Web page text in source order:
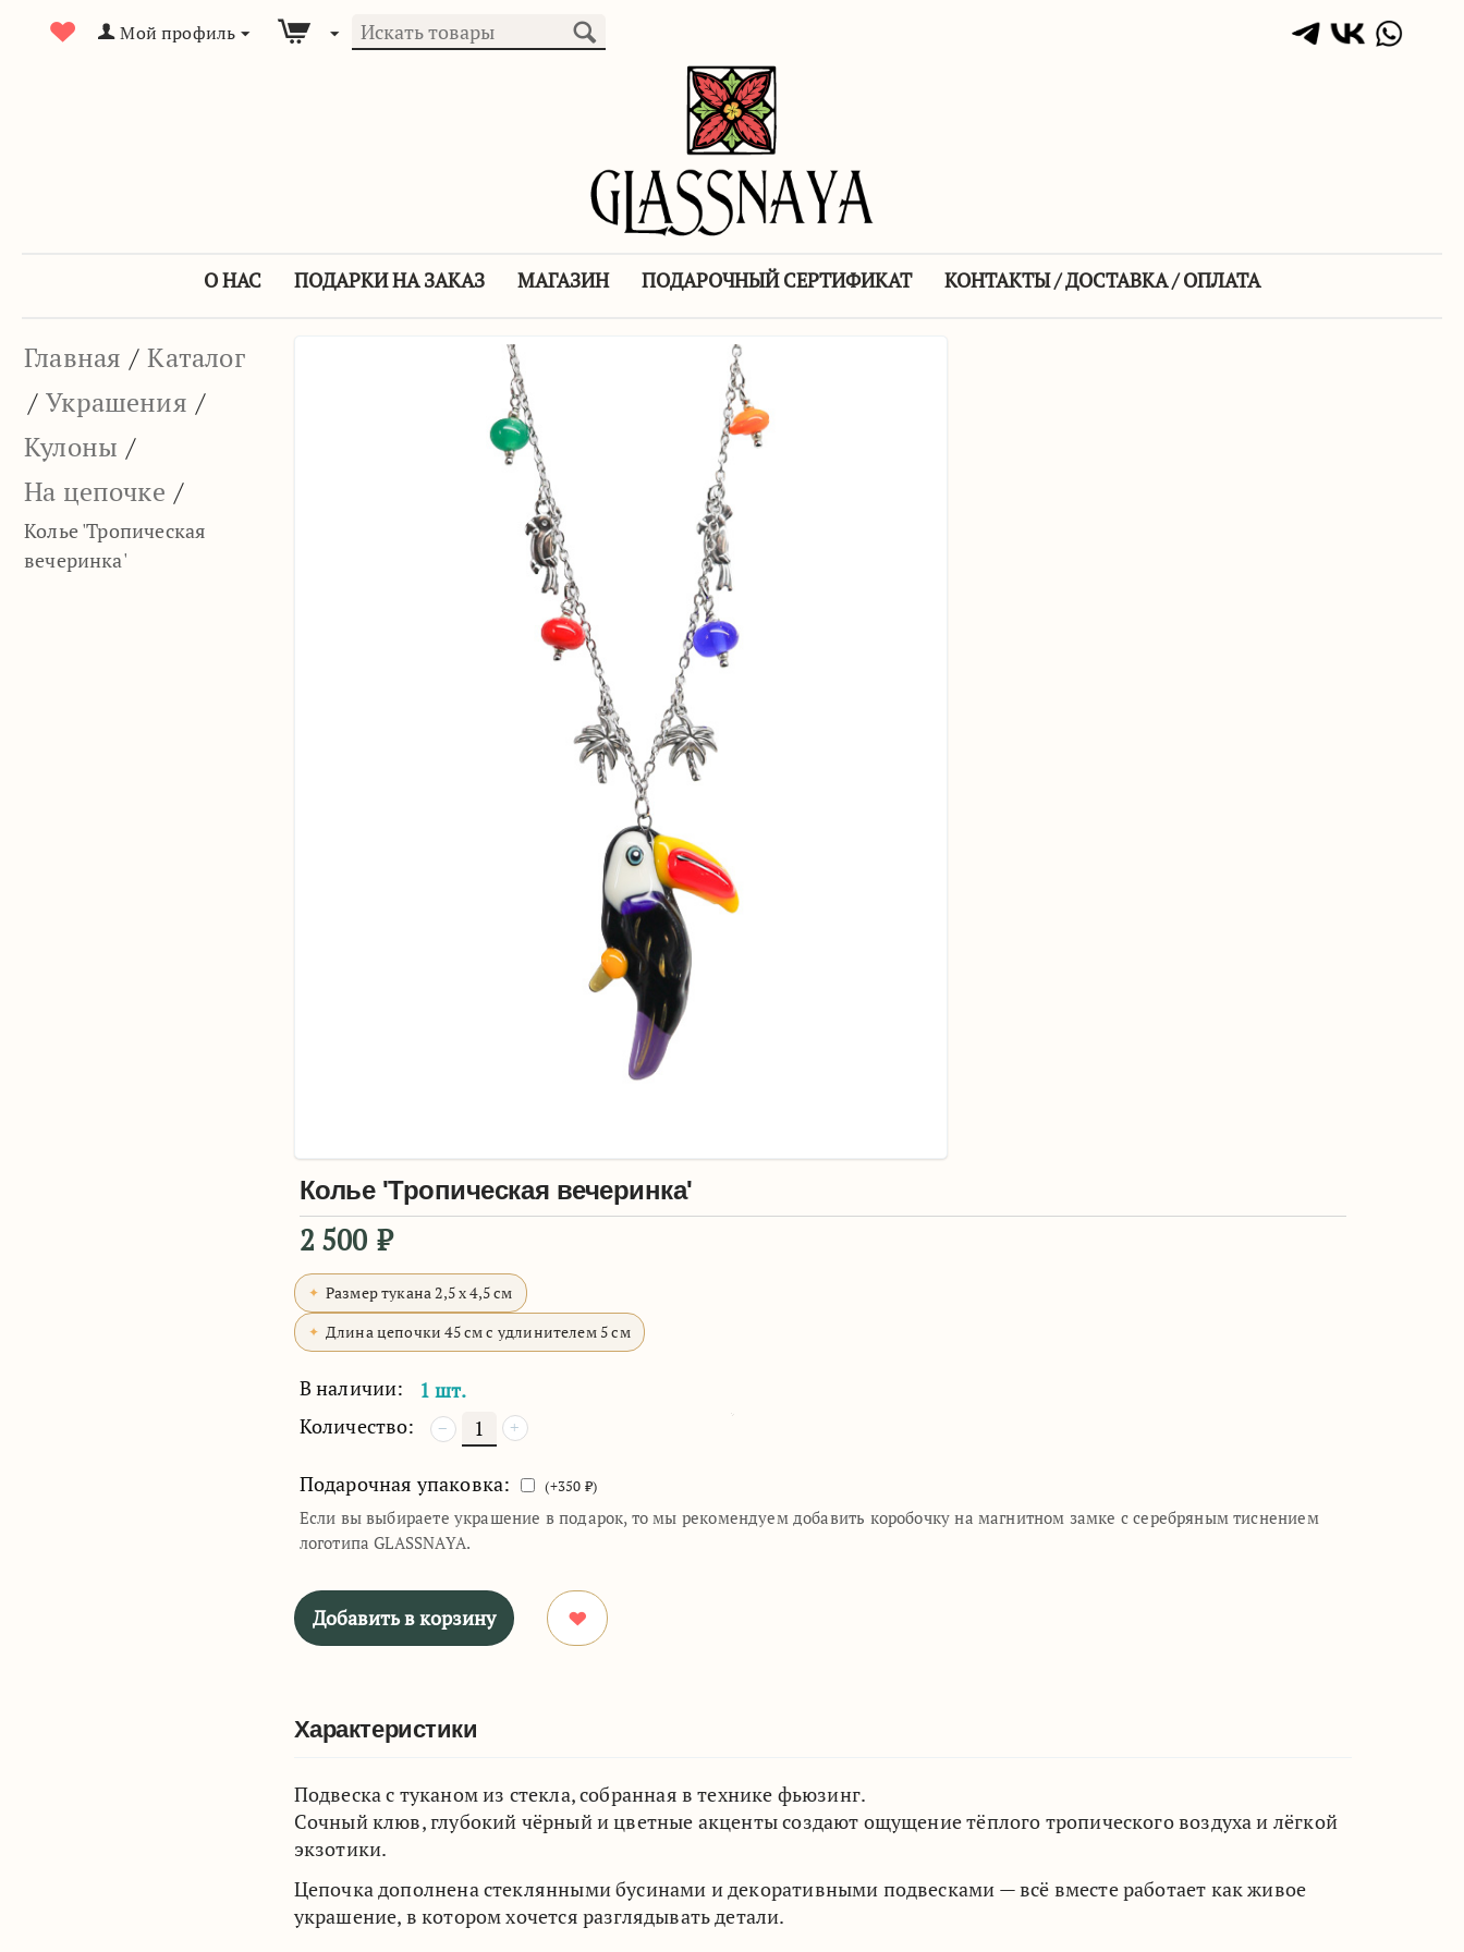
Мой профиль
О НАС ПОДАРКИ НА ЗАКАЗ МАГАЗИН ПОДАРОЧНЫЙ СЕРТИФИКАТ КОНТАКТЫ / ДОСТАВКА / ОПЛАТА
Главная / Каталог
/ Украшения /
Кулоны /
На цепочке /
Колье 'Тропическая
вечеринка'
Колье 'Тропическая вечеринка'
2 500 ₽
Размер тукана 2,5 х 4,5 см
Длина цепочки 45 см с удлинителем 5 см
В наличии:
1 шт.
Количество:
+
−
Подарочная упаковка: (+350 ₽)
Если вы выбираете украшение в подарок, то мы рекомендуем добавить коробочку на магнитном замке с серебряным тиснением
логотипа GLASSNAYA.
Добавить в корзину
Характеристики
Подвеска с туканом из стекла, собранная в технике фьюзинг.
Сочный клюв, глубокий чёрный и цветные акценты создают ощущение тёплого тропического воздуха и лёгкой
экзотики.
Цепочка дополнена стеклянными бусинами и декоративными подвесками — всё вместе работает как живое
украшение, в котором хочется разглядывать детали.